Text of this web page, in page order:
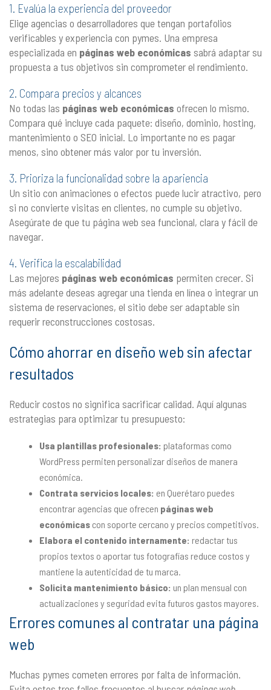
1. Evalúa la experiencia del proveedor
Elige agencias o desarrolladores que tengan portafolios
verificables y experiencia con pymes. Una empresa
especializada en páginas web económicas sabrá adaptar su
propuesta a tus objetivos sin comprometer el rendimiento.
2. Compara precios y alcances
No todas las páginas web económicas ofrecen lo mismo.
Compara qué incluye cada paquete: diseño, dominio, hosting,
mantenimiento o SEO inicial. Lo importante no es pagar
menos, sino obtener más valor por tu inversión.
3. Prioriza la funcionalidad sobre la apariencia
Un sitio con animaciones o efectos puede lucir atractivo, pero
si no convierte visitas en clientes, no cumple su objetivo.
Asegúrate de que tu página web sea funcional, clara y fácil de
navegar.
4. Verifica la escalabilidad
Las mejores páginas web económicas permiten crecer. Si
más adelante deseas agregar una tienda en línea o integrar un
sistema de reservaciones, el sitio debe ser adaptable sin
requerir reconstrucciones costosas.
Cómo ahorrar en diseño web sin afectar
resultados
Reducir costos no significa sacrificar calidad. Aquí algunas
estrategias para optimizar tu presupuesto:
Usa plantillas profesionales: plataformas como
WordPress permiten personalizar diseños de manera
económica.
Contrata servicios locales: en Querétaro puedes
encontrar agencias que ofrecen páginas web
económicas con soporte cercano y precios competitivos.
Elabora el contenido internamente: redactar tus
propios textos o aportar tus fotografías reduce costos y
mantiene la autenticidad de tu marca.
Solicita mantenimiento básico: un plan mensual con
actualizaciones y seguridad evita futuros gastos mayores.
Errores comunes al contratar una página
web
Muchas pymes cometen errores por falta de información.